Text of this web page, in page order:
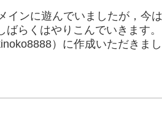
インに遊んでいましたが，今
ばらくはやりこんでいきます
）に作成いただきまし